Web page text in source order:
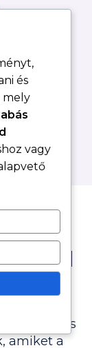
biztosan
személyes
amiket a
és
mely
vagy